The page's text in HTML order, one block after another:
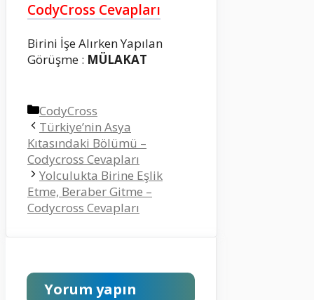
CodyCross Cevapları
Birini İşe Alırken Yapılan
Görüşme : MÜLAKAT
Kategoriler
CodyCross
Türkiye’nin Asya
Kıtasındaki Bölümü –
Codycross Cevapları
Yolculukta Birine Eşlik
Etme, Beraber Gitme –
Codycross Cevapları
Yorum yapın